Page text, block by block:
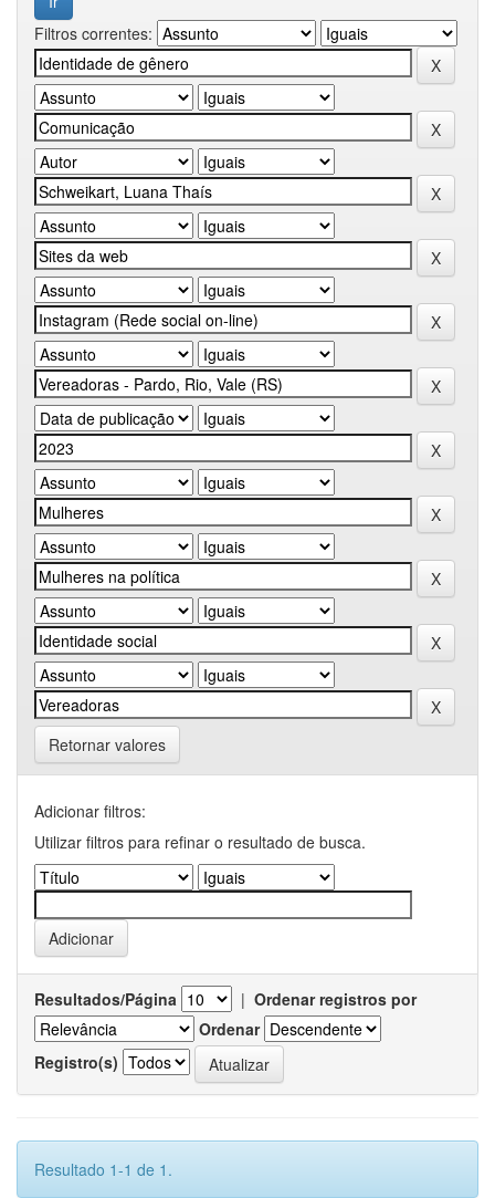
Filtros correntes:
Retornar valores
Adicionar filtros:
Utilizar filtros para refinar o resultado de busca.
Resultados/Página | Ordenar registros por
Ordenar
Registro(s)
Resultado 1-1 de 1.